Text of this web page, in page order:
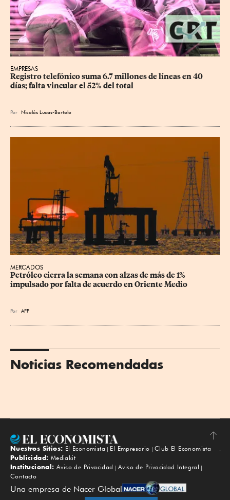
EMPRESAS
Registro telefónico suma 6.7 millones de líneas en 40
días; falta vincular el 52% del total
Por Nicolás Lucas-Bartolo
MERCADOS
Petróleo cierra la semana con alzas de más de 1%
impulsado por falta de acuerdo en Oriente Medio
Por AFP
Noticias Recomendadas
Subir
Nuestros Sitios: El Economista El Empresario
Club El Economista
Publicidad: Mediakit
Institucional: Aviso de Privacidad
Aviso de Privacidad Integral
Contacto
Una empresa de Nacer Global